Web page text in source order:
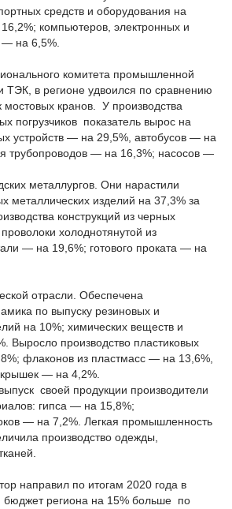
средств и оборудования на
компьютеров, электронных и
— на 6,5%.
комитета промышленной
ТЭК, в регионе удвоился по сравнению
мостовых кранов. У производства
погрузчиков показатель вырос на
устройств — на 29,5%, автобусов — на
трубопроводов — на 16,3%; насосов —
металлургов. Они нарастили
металлических изделий на 37,3% за
конструкций из черных
холоднотянутой из
— на 19,6%; готового проката — на
отрасли. Обеспечена
по выпуску резиновых и
на 10%; химических веществ и
Выросло производство пластиковых
флаконов из пластмасс — на 13,6%,
— на 4,2%.
своей продукции производители
гипса — на 15,8%;
— на 7,2%. Легкая промышленность
производство одежды,
направил по итогам 2020 года в
бюджет региона на 15% больше по